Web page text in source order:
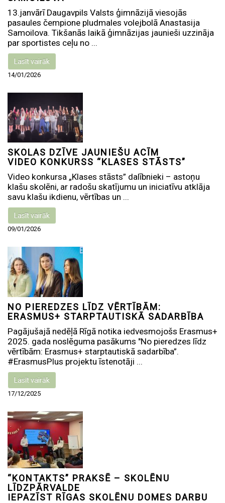
13.janvārī Daugavpils Valsts ģimnāzijā viesojās
pasaules čempione pludmales volejbolā Anastasija
Samoilova. Tikšanās laikā ģimnāzijas jaunieši uzzināja
par sportistes ceļu no ...
Lasīt vairāk
14/01/2026
SKOLAS DZĪVE JAUNIEŠU ACĪM
VIDEO KONKURSS “KLASES STĀSTS”
Video konkursa „Klases stāsts” dalībnieki – astoņu
klašu skolēni, ar radošu skatījumu un iniciatīvu atklāja
savu klašu ikdienu, vērtības un ...
Lasīt vairāk
09/01/2026
NO PIEREDZES LĪDZ VĒRTĪBĀM:
ERASMUS+ STARPTAUTISKĀ SADARBĪBA
Pagājušajā nedēļā Rīgā notika iedvesmojošs Erasmus+
2025. gada noslēguma pasākums "No pieredzes līdz
vērtībām: Erasmus+ starptautiskā sadarbība”.
#ErasmusPlus projektu īstenotāji ...
Lasīt vairāk
17/12/2025
“KONTAKTS” PRAKSĒ – SKOLĒNU
LĪDZPĀRVALDE
IEPAZĪST RĪGAS SKOLĒNU DOMES DARBU